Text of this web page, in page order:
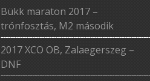
Bükk maraton 2017 –
trónfosztás, M2 második
2017 XCO OB, Zalaegerszeg –
DNF